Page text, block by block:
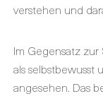
verstehen und
Im Gegensatz
als selbstbewusst
angesehen. Das